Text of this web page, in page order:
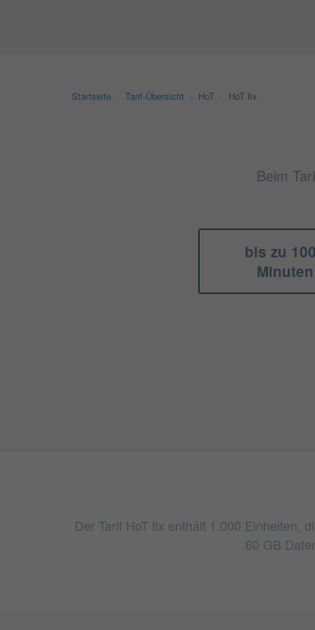
Startseite Tarif-Übersicht HoT HoT fix
Beim
bis zu
Minuten
Der Tarif HoT fix enthält 1.000 Einheiten,
60 GB